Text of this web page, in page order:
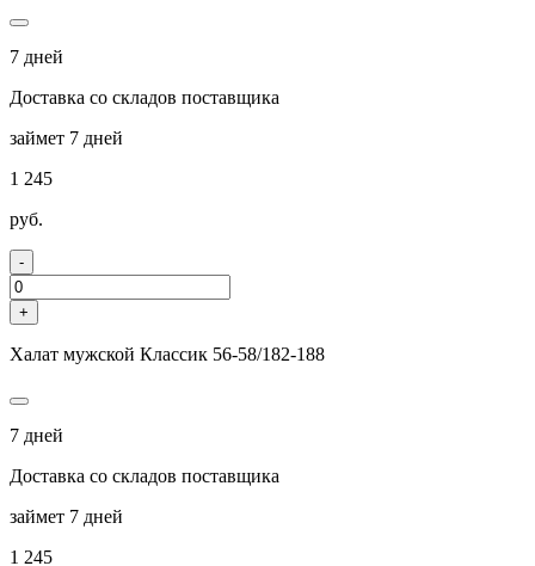
7 дней
Доставка со складов поставщика
займет 7 дней
1 245
руб.
-
+
Халат мужской Классик 56-58/182-188
7 дней
Доставка со складов поставщика
займет 7 дней
1 245